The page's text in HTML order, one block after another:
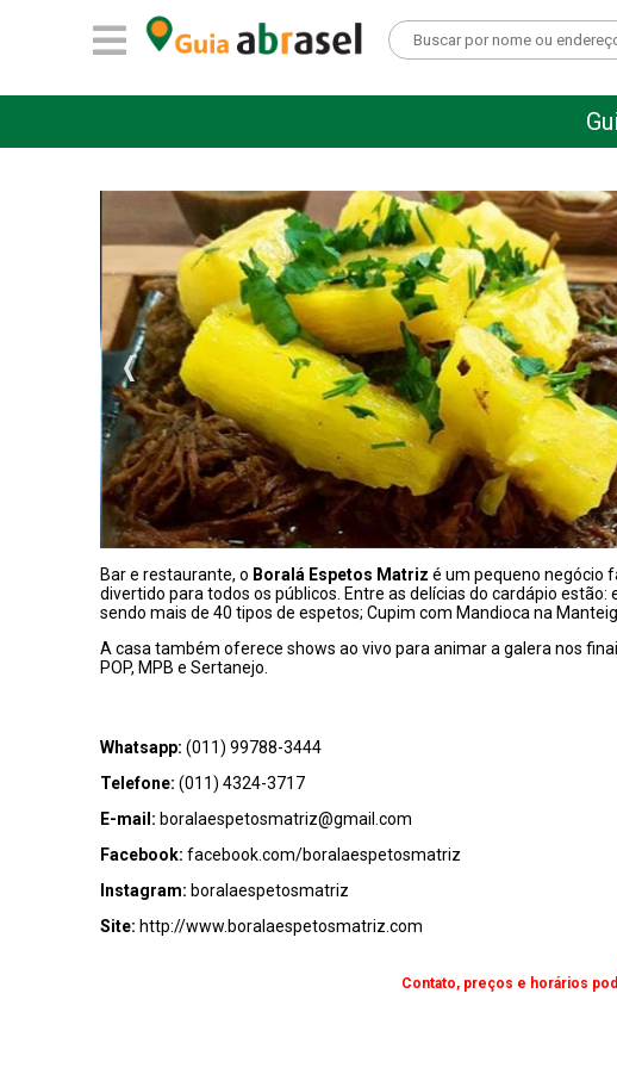
Bar e restaurante, o Boralá Espetos Matriz é um pequeno negócio
divertido para todos os públicos. Entre as delícias do cardápio
sendo mais de 40 tipos de espetos; Cupim com Mandioca na
A casa também oferece shows ao vivo para animar a galera nos
POP, MPB e Sertanejo.
Whatsapp: (011) 99788-3444
Telefone: (011) 4324-3717
E-mail: boralaespetosmatriz@gmail.com
Facebook: facebook.com/boralaespetosmatriz
Instagram: boralaespetosmatriz
Site: http://www.boralaespetosmatriz.com
Contato, preços e horários